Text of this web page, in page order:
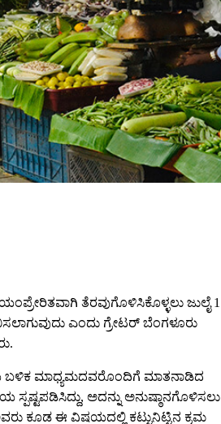
ತೆರವುಗೊಳಿಸಿಕೊಳ್ಳಲು ಜುಲೈ 1
ಎಂದು ಗ್ರೇಟರ್ ಬೆಂಗಳೂರು
ಬಳಿಕ ಮಾಧ್ಯಮದವರೊಂದಿಗೆ ಮಾತನಾಡಿದ
ಅದನ್ನು ಅನುಷ್ಠಾನಗೊಳಿಸಲು
ಕೂಡ ಈ ವಿಷಯದಲ್ಲಿ ಕಟ್ಟುನಿಟ್ಟಿನ ಕ್ರಮ